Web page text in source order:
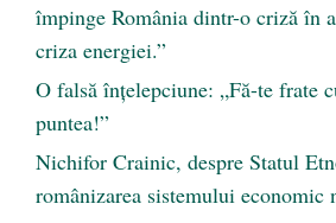
împinge România dintr-o criză în
criza energiei.”
O falsă înțelepciune: „Fă-te frate
puntea!”
Nichifor Crainic, despre Statul
românizarea sistemului